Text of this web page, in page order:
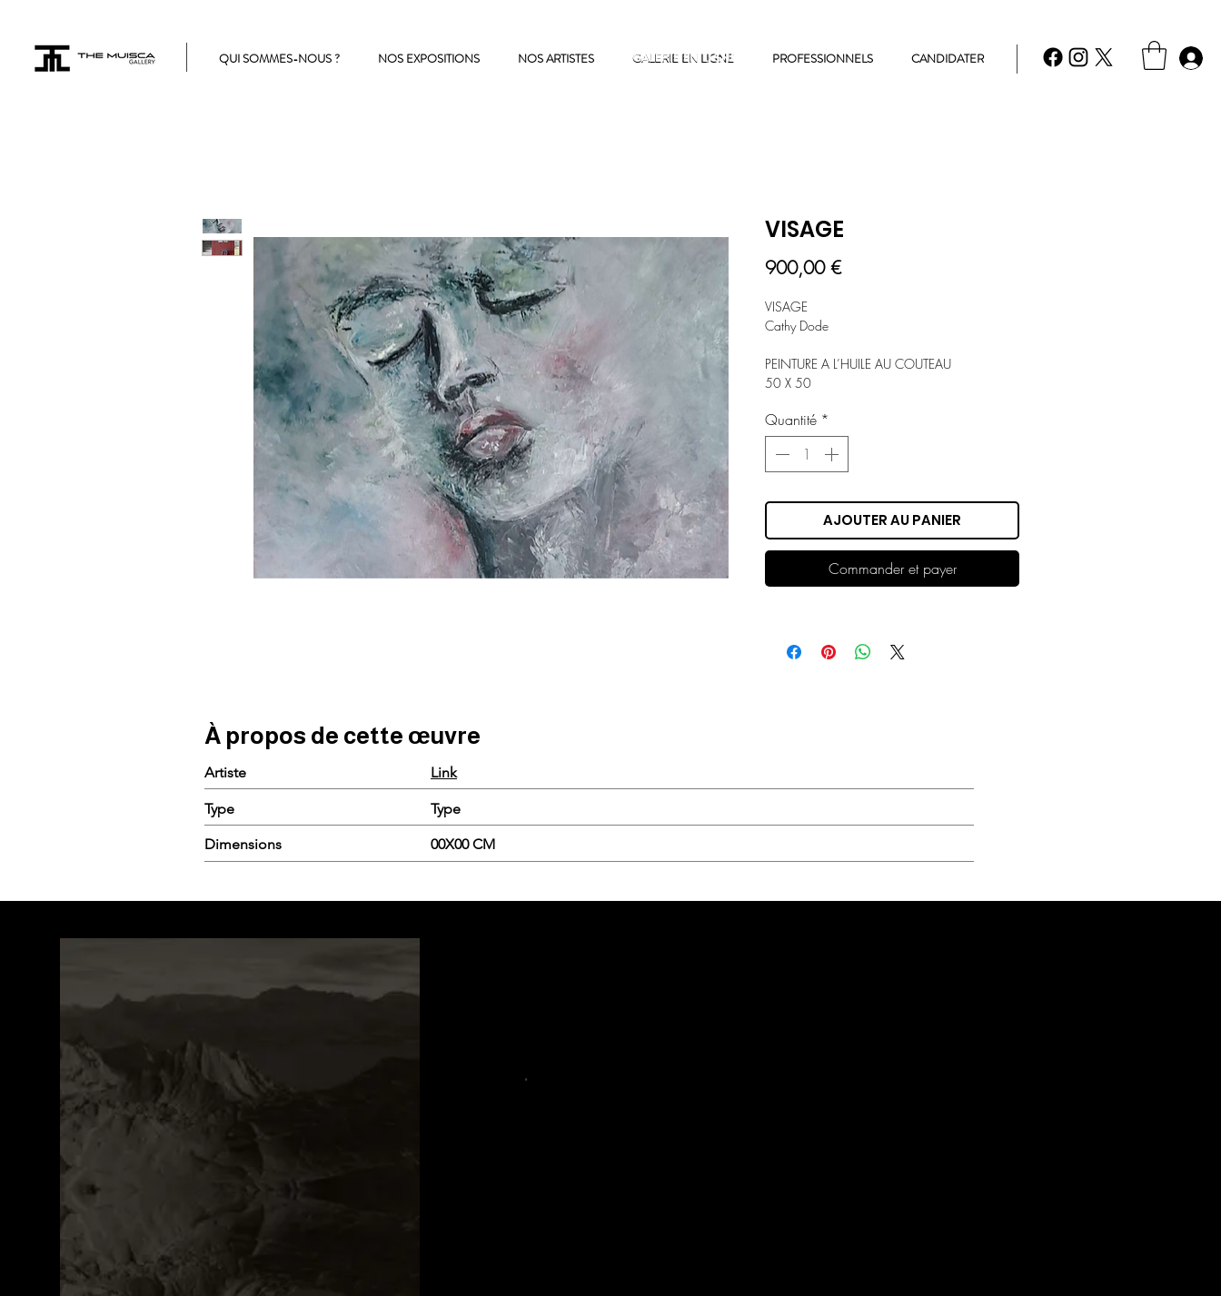
QUI SOMMES-NOUS ? NOS EXPOSITIONS NOS ARTISTES GALERIE EN LIGNE PROFESSIONNELS CANDIDATER
GALERIE EN LIGNE
VISAGE
900,00 €Prix
VISAGE
Cathy Dode
PEINTURE A L’HUILE AU COUTEAU
50 X 50
Quantité *
AJOUTER AU PANIER
Commander et payer
À propos de cette œuvre
Artiste Link
Type Type
Dimensions 00X00 CM
.